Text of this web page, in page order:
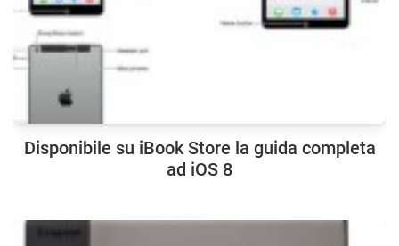
Disponibile su iBook Store la guida completa
ad iOS 8